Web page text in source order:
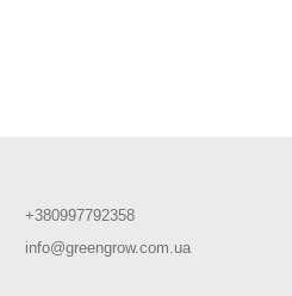
+380997792358
info@greengrow.com.ua